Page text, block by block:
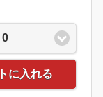
0
に入れる